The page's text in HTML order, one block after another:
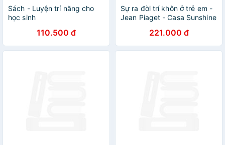
Sách - Luyện trí năng cho
học sinh
110.500 đ
Sự ra đời trí khôn ở trẻ em -
Jean Piaget - Casa Sunshine
221.000 đ